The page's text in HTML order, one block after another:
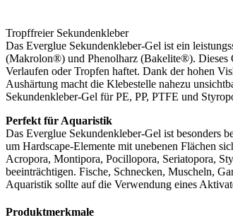
Tropffreier Sekundenkleber
Das Everglue Sekundenkleber-Gel ist ein
(Makrolon®) und Phenolharz (Bakelite®). Dieses
Verlaufen oder Tropfen haftet. Dank der hohen
Aushärtung macht die Klebestelle nahezu
Sekundenkleber-Gel für PE, PP, PTFE und
Perfekt für Aquaristik
Das Everglue Sekundenkleber-Gel ist besonders
um Hardscape-Elemente mit unebenen Flächen
Acropora, Montipora, Pocillopora, Seriatopora,
beeinträchtigen. Fische, Schnecken, Muscheln,
Aquaristik sollte auf die Verwendung eines
Produktmerkmale